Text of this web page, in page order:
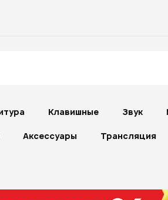
Клавишные Звук
Аксессуары Трансляция